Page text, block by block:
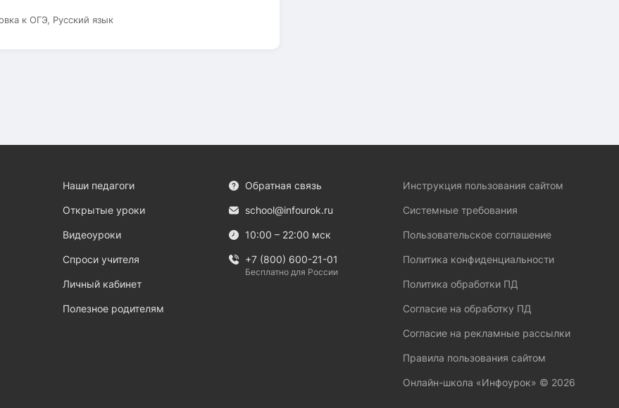
к ОГЭ, Русский язык
Наши педагоги
Открытые уроки
Видеоуроки
Спроси учителя
Личный кабинет
Полезное родителям
Обратная связь
school@infourok.ru
10:00 – 22:00 мск
+7 (800) 600-21-01
Бесплатно для России
Инструкция пользования сайтом
Системные требования
Пользовательское соглашение
Политика конфиденциальности
Политика обработки ПД
Согласие на обработку ПД
Согласие на рекламные рассылки
Правила пользования сайтом
Онлайн-школа «Инфоурок» © 2026